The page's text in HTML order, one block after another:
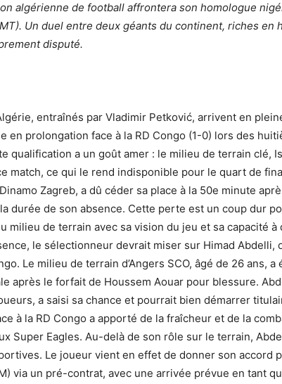
algérienne de football affrontera son homologue
Un duel entre deux géants du continent, riches en
disputé.
entraînés par Vladimir Petković, arrivent en
en prolongation face à la RD Congo (1-0) lors des
qualification a un goût amer : le milieu de terrain clé,
match, ce qui le rend indisponible pour le quart de
Zagreb, a dû céder sa place à la 50e minute
durée de son absence. Cette perte est un coup dur
milieu de terrain avec sa vision du jeu et sa capacité
le sélectionneur devrait miser sur Himad Abdelli,
Le milieu de terrain d’Angers SCO, âgé de 26 ans,
après le forfait de Houssem Aouar pour blessure.
a saisi sa chance et pourrait bien démarrer
à la RD Congo a apporté de la fraîcheur et de la
Super Eagles. Au-delà de son rôle sur le terrain,
Le joueur vient en effet de donner son accord
via un pré-contrat, avec une arrivée prévue en tant